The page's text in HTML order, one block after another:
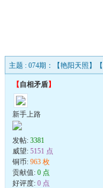
主题 : 074期：【艳阳天照】
【自相矛盾】
新手上路
发帖: 3381
威望: 5151 点
铜币: 963 枚
贡献值: 0 点
好评度: 0 点